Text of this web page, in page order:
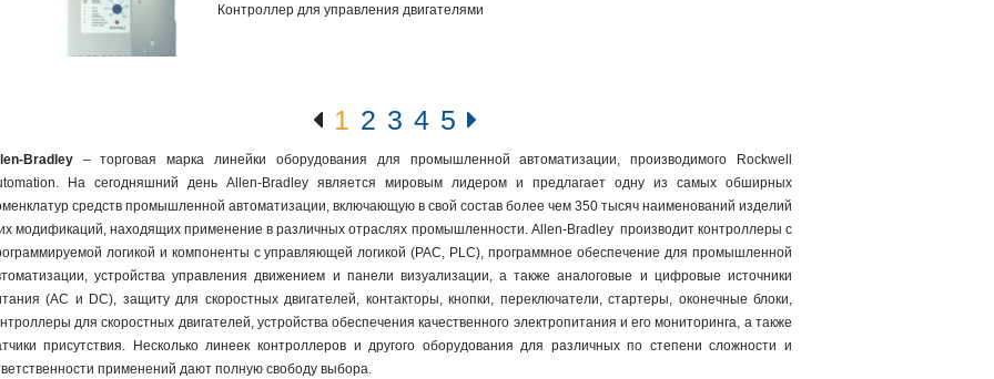
Контроллер для управления двигателями
1 2 3 4 5
Bradley– торговая марка линейки оборудования для промышленной автоматизации, производимого Rockwell
На сегодняшний день Allen-Bradley является мировым лидером и предлагает одну из самых обширных
средств промышленной автоматизации, включающую в свой состав более чем 350 тысяч наименований изделий
модификаций, находящих применение в различных отраслях промышленности. Allen-Bradley производит контроллеры с
логикой и компоненты с управляющей логикой (PAC, PLC), программное обеспечение для промышленной
устройства управления движением и панели визуализации, а также аналоговые и цифровые источники
(AC и DC), защиту для скоростных двигателей, контакторы, кнопки, переключатели, стартеры, оконечные блоки,
для скоростных двигателей, устройства обеспечения качественного электропитания и его мониторинга, а также
присутствия. Несколько линеек контроллеров и другого оборудования для различных по степени сложности и
применений дают полную свободу выбора.